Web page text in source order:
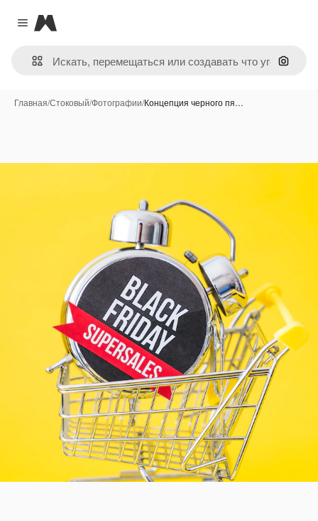
Close menu
Magnific
Поиск
Главная/Стоковый/Фотографии/Концепция черного пя…